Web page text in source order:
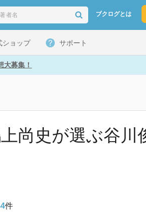
ブクログとは
ショップ サポート
大募集！
尚史が選ぶ谷川
件